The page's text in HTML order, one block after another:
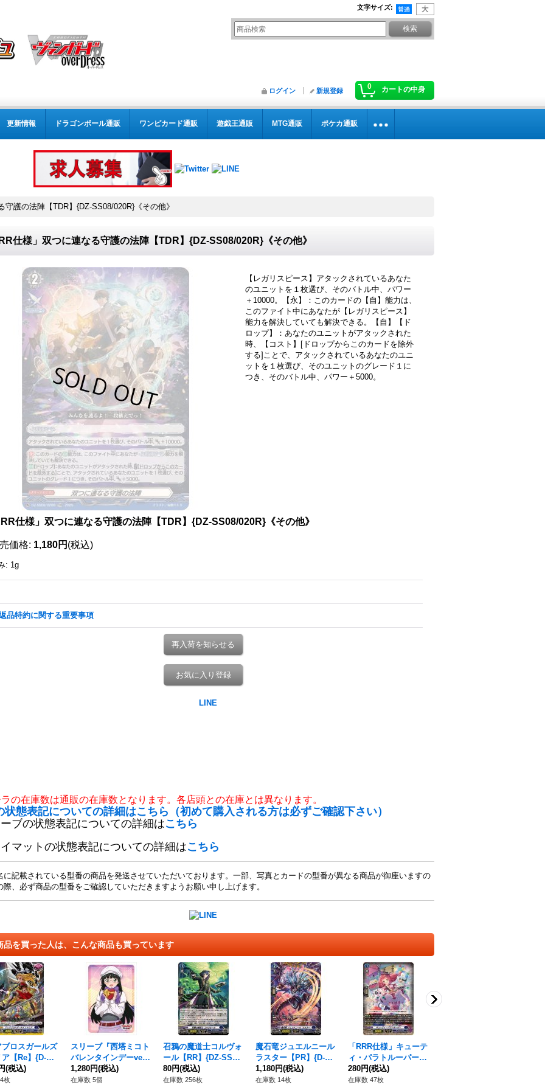
文字サイズ:
0 カートの中身
ログイン 新規登録
更新情報 ドラゴンボール通販 ワンピカード通販 遊戯王通販 MTG通販 ポケカ通販
守護の法陣【TDR】{DZ-SS08/020R}《その他》
仕様」双つに連なる守護の法陣【TDR】{DZ-SS08/020R}《その他》
【レガリスピース】アタックされているあなた
のユニットを１枚選び、そのバトル中、パワー
＋10000。【永】：このカードの【自】能力は、
このファイト中にあなたが【レガリスピース】
能力を解決していても解決できる。【自】【ド
ロップ】：あなたのユニットがアタックされた
時、【コスト】[ドロップからこのカードを除外
する]ことで、アタックされているあなたのユニ
ットを１枚選び、そのユニットのグレード１に
つき、そのバトル中、パワー＋5000。
仕様」双つに連なる守護の法陣【TDR】{DZ-SS08/020R}《その他》
価格: 1,180円 (税込)
: 1g
品特約に関する重要事項
再入荷を知らせる
お気に入り登録
の在庫数は通販の在庫数となります。各店頭との在庫とは異なります。
状態表記についての詳細はこちら（初めて購入される方は必ずご確認下さい）
ブの状態表記についての詳細はこちら
マットの状態表記についての詳細はこちら
記載されている型番の商品を発送させていただいております。一部、写真とカードの型番が異なる商品が御座いますの
際、必ず商品の型番をご確認していただきますようお願い申し上げます。
品を買った人は、こんな商品も買っています
ブロスガールズ
【Re】{D-SS
《ダークステ
(税込)
枚
スリーブ『西塔ミコト
バレンタインデーver
(エクストラVol.135)』
70枚入り【-】{-}《サ
1,280円(税込)
在庫数 5個
召鴉の魔道士コルヴォ
ール【RR】{DZ-SS11/
022}《ダークステイ
ツ》
80円(税込)
在庫数 256枚
魔石竜ジュエルニール
ラスター【PR】{D-P
R/1571}《ダークステ
イツ》
1,180円(税込)
在庫数 14枚
「RRR仕様」キューテ
ィ・パラトルーパー
【TDR】{DZ-SS02/00
8R}《ダークステイ
280円(税込)
在庫数 47枚